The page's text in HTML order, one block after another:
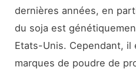
dernières années, en
du soja est
Etats-Unis. Cependant, il
marques de poudre de